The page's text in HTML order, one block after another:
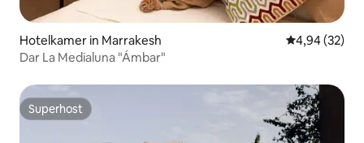
Hotelkamer in Marrakesh Gemiddelde
4,94 (32)
Dar La Medialuna "Ámbar"
Superhost
Superhost